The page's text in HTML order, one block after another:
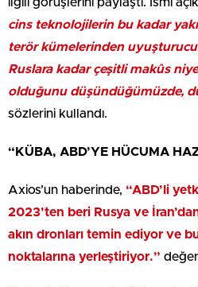
cins teknolojilerin bu kadar
terör kümelerinden uyuşturucu
Ruslara kadar çeşitli makûs
olduğunu düşündüğümüzde,
sözlerini kullandı.
“KÜBA, ABD’YE HÜCUMA
Axios’un haberinde, “ABD’li
2023’ten beri Rusya ve
akın dronları temin ediyor ve
noktalarına yerleştiriyor.”